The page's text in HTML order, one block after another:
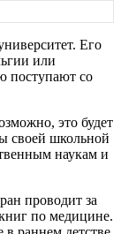
Его
или
поступают со
это будет
своей школьной
наукам и
проводит за
по медицине.